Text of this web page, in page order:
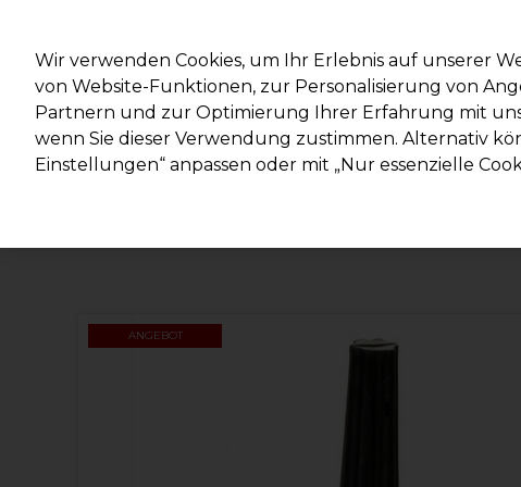
Marken Deals Haare Elektrogeräte
Lieferung und Lieferzeiten
ANGEBOT
Wir verwenden Cookies, um Ihr Erlebnis auf unserer
von Website-Funktionen, zur Personalisierung von
Partnern und zur Optimierung Ihrer Erfahrung mit
wenn Sie dieser Verwendung zustimmen. Alternativ
Einstellungen“ anpassen oder mit „Nur essenzielle